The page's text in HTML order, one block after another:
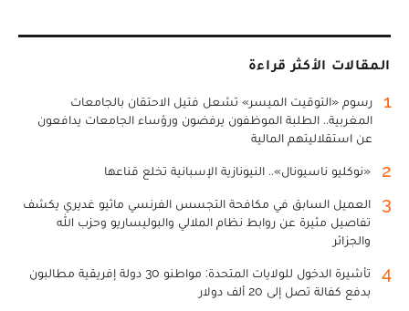
المقالات الأكثر قراءة
1
رسوم «التوقيت الميسر» تشعل فتيل الاحتقان بالجامعات
المغربية.. الطلبة الموظفون يرفضون ورؤساء الجامعات يدافعون
عن استقلاليتهم المالية
2 «نوكليو ناسيونال».. النيونازية الإسبانية تخلع قناعها
3
العميل السابق في مكافحة التجسس الفرنسي ماثيو غديري يكشف
تفاصيل مثيرة عن روابط نظام الملالي والبوليساريو وحزب الله
والجزائر
4
تأشيرة الدخول للولايات المتحدة: مواطنو 30 دولة إفريقية مطالبون
بدفع كفالة تصل إلى 20 ألف دولار